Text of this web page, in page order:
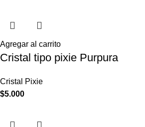
Agregar al carrito
Cristal tipo pixie Purpura
Cristal Pixie
$5.000